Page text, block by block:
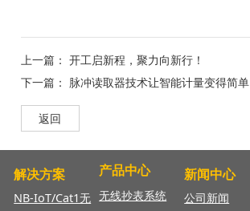
上一篇： 开工启新程，聚力向新行！
下一篇： 脉冲读取器技术让智能计量变得简单
返回
解决方案
NB-IoT/Cat1无
产品中心
无线抄表系统
新闻中心
公司新闻